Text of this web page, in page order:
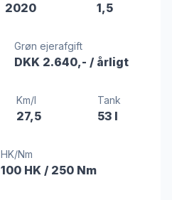
2020 1,5
Grøn ejerafgift
DKK 2.640,- / årligt
Km/l
27,5
Tank
53 l
HK/Nm
100 HK / 250 Nm